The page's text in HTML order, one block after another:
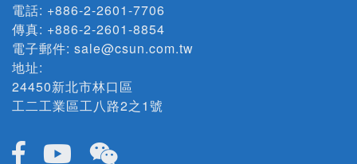
電話: +886-2-2601-7706
傳真: +886-2-2601-8854
電子郵件: sale@csun.com.tw
地址:
24450新北市林口區
工二工業區工八路2之1號